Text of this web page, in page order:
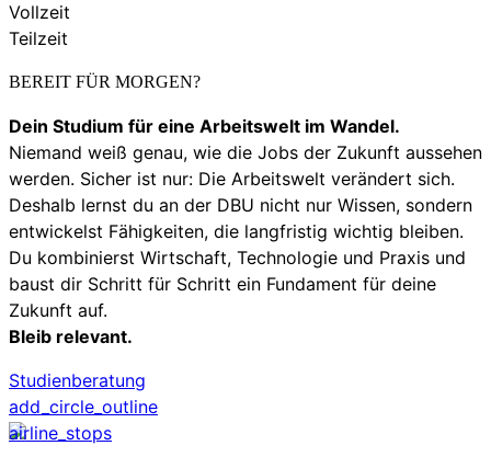
Vollzeit
Teilzeit
BEREIT FÜR MORGEN?
Dein Studium für eine Arbeitswelt im Wandel.
Niemand weiß genau, wie die Jobs der Zukunft aussehen
werden. Sicher ist nur: Die Arbeitswelt verändert sich.
Deshalb lernst du an der DBU nicht nur Wissen, sondern
entwickelst Fähigkeiten, die langfristig wichtig bleiben.
Du kombinierst Wirtschaft, Technologie und Praxis und
baust dir Schritt für Schritt ein Fundament für deine
Zukunft auf.
Bleib relevant.
Studienberatung
add_circle_outline
airline_stops